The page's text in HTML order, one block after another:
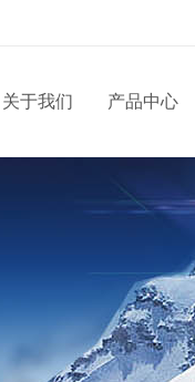
关于我们 产品中心